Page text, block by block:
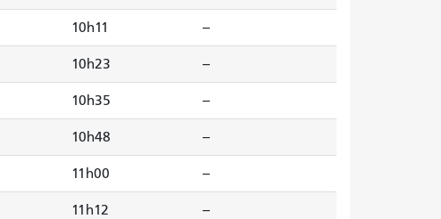
10h11 --
10h23 --
10h35 --
10h48 --
11h00 --
11h12 --